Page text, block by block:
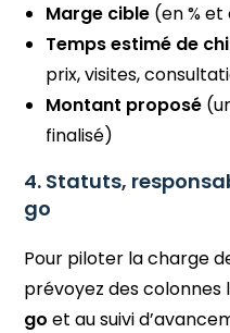
Marge cible (en %
Temps estimé de
prix, visites,
Montant proposé
finalisé)
4. Statuts,
go
Pour piloter la charge
prévoyez des colonnes
go et au suivi